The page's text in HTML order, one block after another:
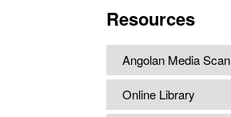
Resources
Angolan Media Scan
Online Library